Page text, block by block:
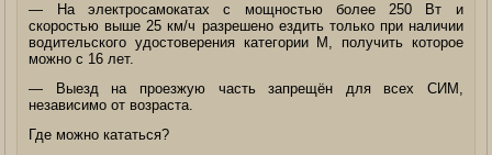
— На электросамокатах с мощностью более 250 Вт и
скоростью выше 25 км/ч разрешено ездить только при наличии
водительского удостоверения категории М, получить которое
можно с 16 лет.
— Выезд на проезжую часть запрещён для всех СИМ,
независимо от возраста.
Где можно кататься?